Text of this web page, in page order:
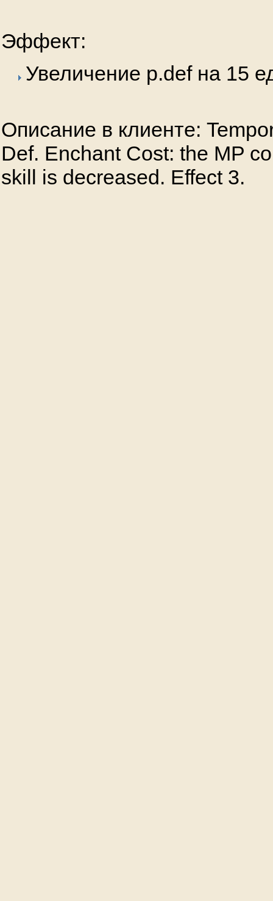
Эффект:
Увеличение p.def на 15
Описание в клиенте:
Def. Enchant Cost: the MP
skill is decreased. Effect 3.